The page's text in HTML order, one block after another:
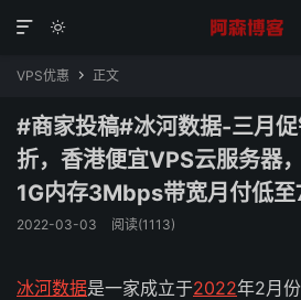


VPS优惠  正文
#商家投稿#冰河数据-三月
折，香港便宜VPS云服务器
1G内存3Mbps带宽月付低至
2022-03-03 阅读(1113)
冰河数据是一家成立于2022年2月